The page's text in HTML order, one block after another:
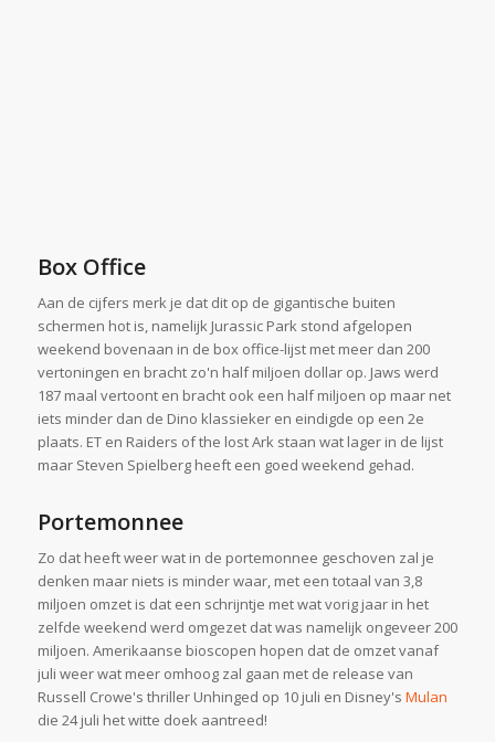
Box Office
Aan de cijfers merk je dat dit op de gigantische buiten
schermen hot is, namelijk Jurassic Park stond afgelopen
weekend bovenaan in de box office-lijst met meer dan 200
vertoningen en bracht zo'n half miljoen dollar op. Jaws werd
187 maal vertoont en bracht ook een half miljoen op maar net
iets minder dan de Dino klassieker en eindigde op een 2e
plaats. ET en Raiders of the lost Ark staan wat lager in de lijst
maar Steven Spielberg heeft een goed weekend gehad.
Portemonnee
Zo dat heeft weer wat in de portemonnee geschoven zal je
denken maar niets is minder waar, met een totaal van 3,8
miljoen omzet is dat een schrijntje met wat vorig jaar in het
zelfde weekend werd omgezet dat was namelijk ongeveer 200
miljoen. Amerikaanse bioscopen hopen dat de omzet vanaf
juli weer wat meer omhoog zal gaan met de release van
Russell Crowe's thriller Unhinged op 10 juli en Disney's Mulan
die 24 juli het witte doek aantreed!